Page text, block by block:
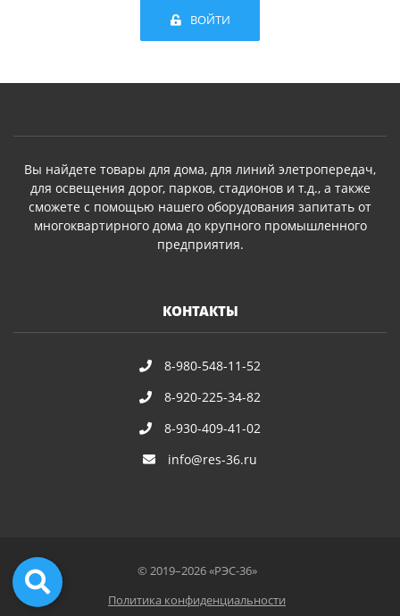
ВОЙТИ
Вы найдете товары для дома, для линий элетропередач,
для освещения дорог, парков, стадионов и т.д., а также
сможете с помощью нашего оборудования запитать от
многоквартирного дома до крупного промышленного
предприятия.
КОНТАКТЫ
8-980-548-11-52
8-920-225-34-82
8-930-409-41-02
info@res-36.ru
© 2019–2026 «РЭС-36»
Политика конфиденциальности